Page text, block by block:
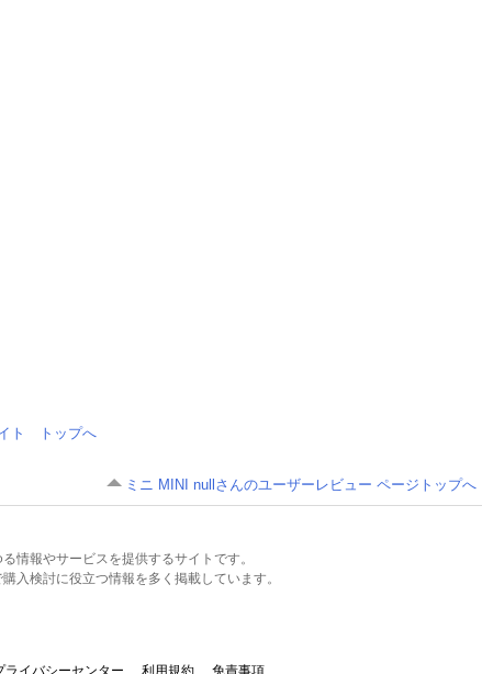
ト トップへ
ミニ MINI nullさんのユーザーレビュー ページトップへ
情報やサービスを提供するサイトです。
入検討に役立つ情報を多く掲載しています。
ライバシーセンター 利用規約 免責事項